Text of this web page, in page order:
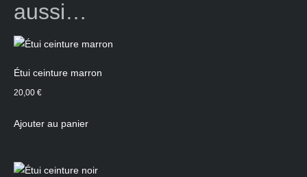
aussi…
Étui ceinture marron
20,00 €
Ajouter au panier